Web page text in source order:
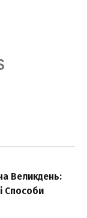
Великдень:
Способи